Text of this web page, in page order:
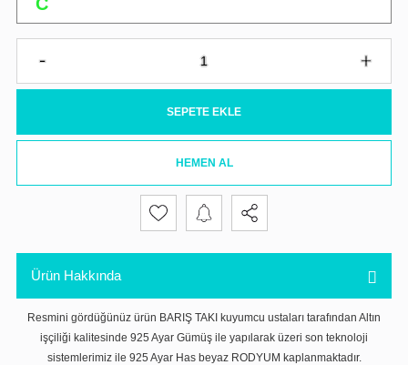
SEPETE EKLE
HEMEN AL
Ürün Hakkında
Resmini gördüğünüz ürün BARIŞ TAKI kuyumcu ustaları tarafından Altın
işçiliği kalitesinde 925 Ayar Gümüş ile yapılarak üzeri son teknoloji
sistemlerimiz ile 925 Ayar Has beyaz RODYUM kaplanmaktadır.